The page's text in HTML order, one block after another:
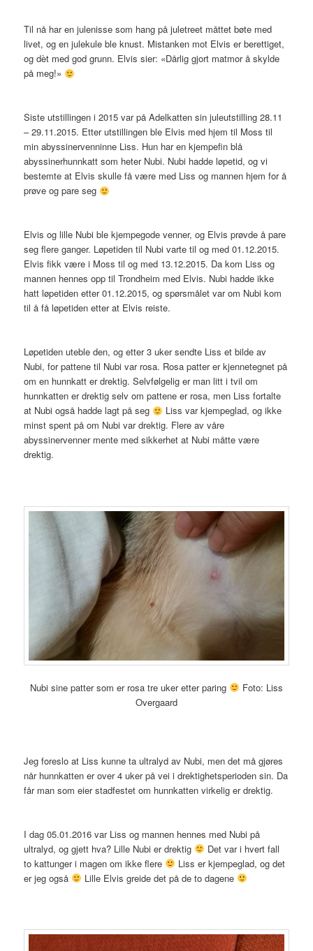
Til nå har en julenisse som hang på juletreet måttet bøte med
livet, og en julekule ble knust. Mistanken mot Elvis er berettiget,
og dèt med god grunn. Elvis sier: «Dårlig gjort matmor å skylde
på meg!»
Siste utstillingen i 2015 var på Adelkatten sin juleutstilling 28.11
– 29.11.2015. Etter utstillingen ble Elvis med hjem til Moss til
min abyssinervenninne Liss. Hun har en kjempefin blå
abyssinerhunnkatt som heter Nubi. Nubi hadde løpetid, og vi
bestemte at Elvis skulle få være med Liss og mannen hjem for å
prøve og pare seg
Elvis og lille Nubi ble kjempegode venner, og Elvis prøvde å pare
seg flere ganger. Løpetiden til Nubi varte til og med 01.12.2015.
Elvis fikk være i Moss til og med 13.12.2015. Da kom Liss og
mannen hennes opp til Trondheim med Elvis. Nubi hadde ikke
hatt løpetiden etter 01.12.2015, og spørsmålet var om Nubi kom
til å få løpetiden etter at Elvis reiste.
Løpetiden uteble den, og etter 3 uker sendte Liss et bilde av
Nubi, for pattene til Nubi var rosa. Rosa patter er kjennetegnet på
om en hunnkatt er drektig. Selvfølgelig er man litt i tvil om
hunnkatten er drektig selv om pattene er rosa, men Liss fortalte
at Nubi også hadde lagt på seg
Liss var kjempeglad, og ikke
minst spent på om Nubi var drektig. Flere av våre
abyssinervenner mente med sikkerhet at Nubi måtte være
drektig.
Nubi sine patter som er rosa tre uker etter paring
Foto: Liss
Overgaard
Jeg foreslo at Liss kunne ta ultralyd av Nubi, men det må gjøres
når hunnkatten er over 4 uker på vei i drektighetsperioden sin. Da
får man som eier stadfestet om hunnkatten virkelig er drektig.
I dag 05.01.2016 var Liss og mannen hennes med Nubi på
ultralyd, og gjett hva? Lille Nubi er drektig
Det var i hvert fall
to kattunger i magen om ikke flere
Liss er kjempeglad, og det
er jeg også
Lille Elvis greide det på de to dagene